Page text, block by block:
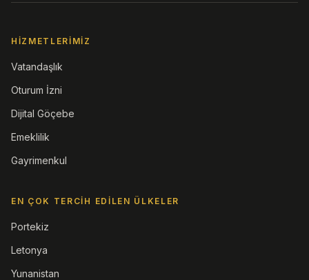
HIZMETLERIMIZ
Vatandaşlık
Oturum İzni
Dijital Göçebe
Emeklilik
Gayrimenkul
EN ÇOK TERCIH EDILEN ÜLKELER
Portekiz
Letonya
Yunanistan